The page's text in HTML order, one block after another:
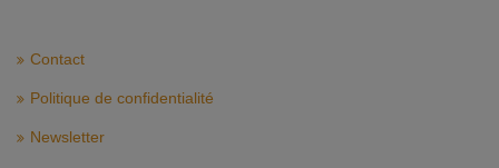
Contact
Politique de confidentialité
Newsletter